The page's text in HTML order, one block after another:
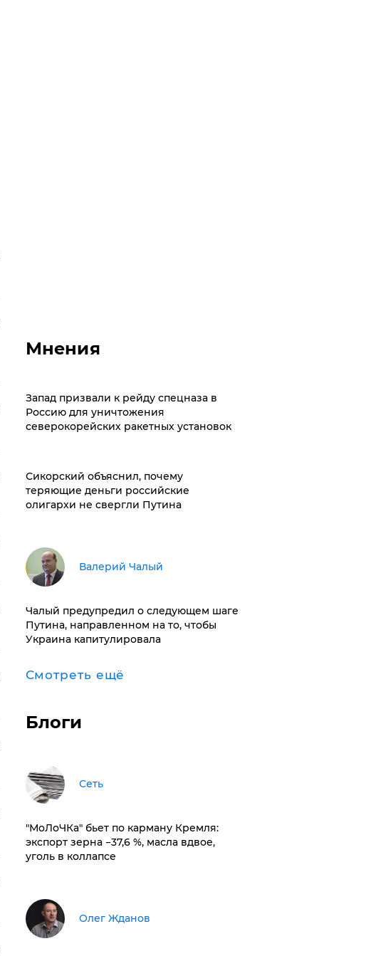
Мнения
Запад призвали к рейду спецназа в
Россию для уничтожения
северокорейских ракетных установок
Сикорский объяснил, почему
теряющие деньги российские
олигархи не свергли Путина
Валерий Чалый
Чалый предупредил о следующем шаге
Путина, направленном на то, чтобы
Украина капитулировала
Смотреть ещё
Блоги
Сеть
​"МоЛоЧКа" бьет по карману Кремля:
экспорт зерна −37,6 %, масла вдвое,
уголь в коллапсе
Олег Жданов